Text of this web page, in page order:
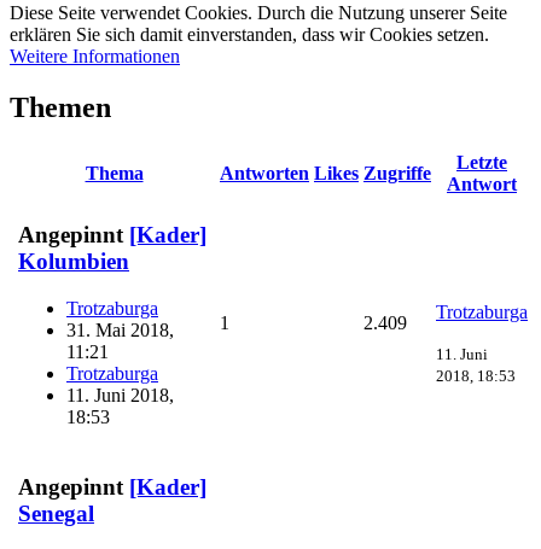
Diese Seite verwendet Cookies. Durch die Nutzung unserer Seite
erklären Sie sich damit einverstanden, dass wir Cookies setzen.
Weitere Informationen
Themen
Thema Antworten Likes Zugriffe
Letzte
Antwort
Angepinnt [Kader]
Kolumbien
Trotzaburga
31. Mai 2018,
11:21
Trotzaburga
11. Juni 2018,
18:53
1 2.409
Trotzaburga
11. Juni
2018, 18:53
Angepinnt [Kader]
Senegal